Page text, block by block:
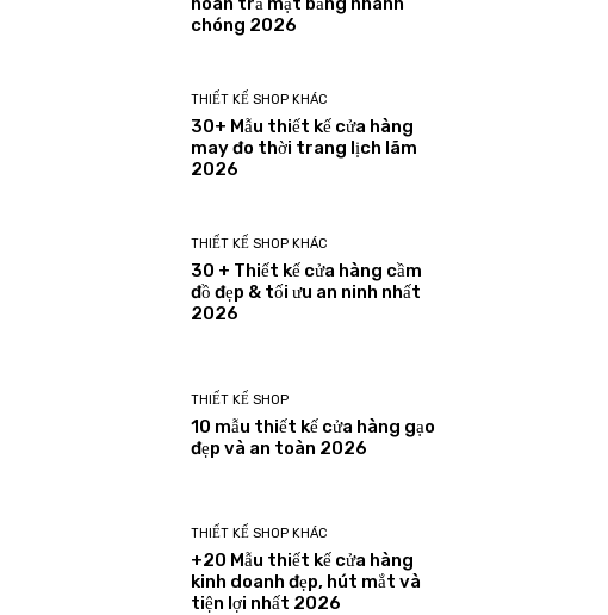
chóng 2026
THIẾT KẾ SHOP KHÁC
30+ Mẫu thiết kế cửa hàng
may đo thời trang lịch lãm
2026
THIẾT KẾ SHOP KHÁC
30 + Thiết kế cửa hàng cầm
đồ đẹp & tối ưu an ninh nhất
2026
THIẾT KẾ SHOP
10 mẫu thiết kế cửa hàng gạo
đẹp và an toàn 2026
THIẾT KẾ SHOP KHÁC
+20 Mẫu thiết kế cửa hàng
kinh doanh đẹp, hút mắt và
tiện lợi nhất 2026